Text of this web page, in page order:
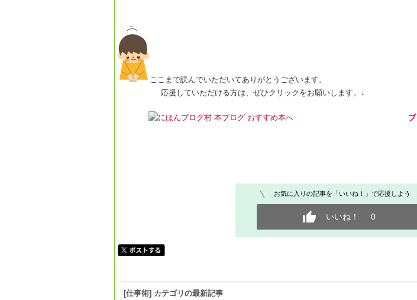
ここまで読んでいただいてありがとうございます。
応援していただける方は、ぜひクリックをお願いします。↓
お気に入りの記事を「いいね！」で応援しよう
いいね！ 0
[仕事術] カテゴリの最新記事